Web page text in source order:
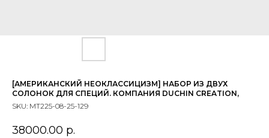
[АМЕРИКАНСКИЙ НЕОКЛАССИЦИЗМ] НАБОР ИЗ ДВУХ
СОЛОНОК ДЛЯ СПЕЦИЙ. КОМПАНИЯ DUCHIN CREATION,
SKU: МТ225-08-25-129
38000.00 р.